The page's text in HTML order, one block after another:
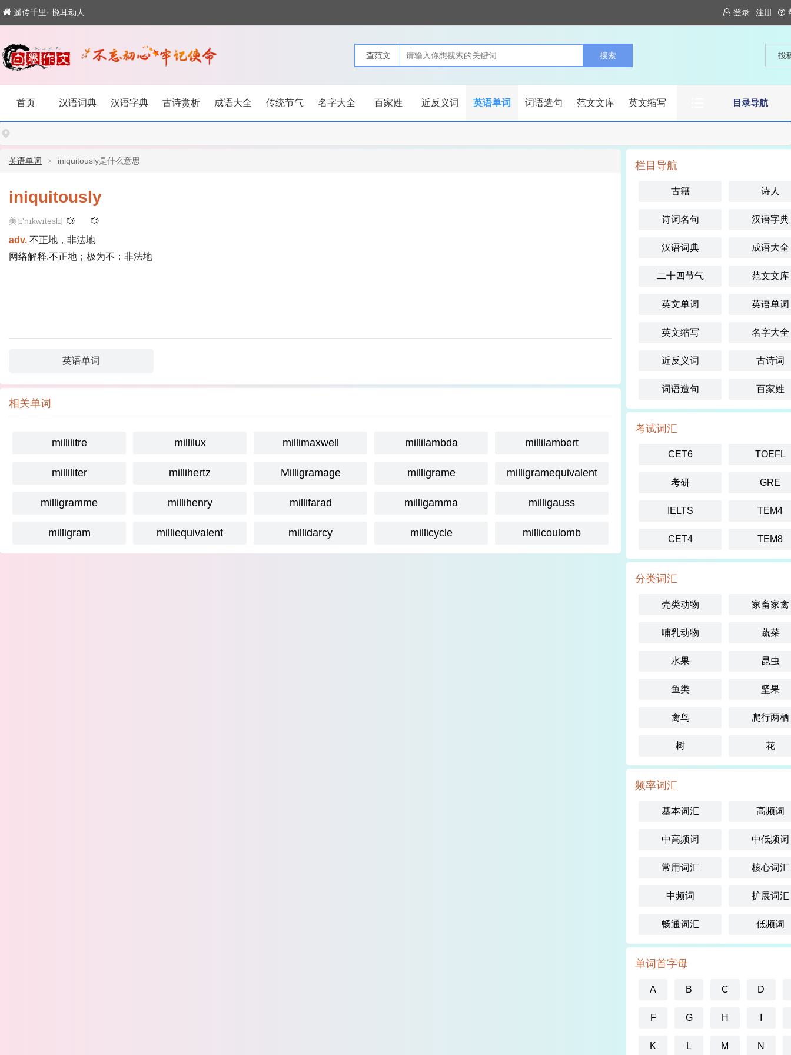
遥传千里· 悦耳动人 登录 注册
投
目录导航
首页 汉语词典 汉语字典 古诗赏析 成语大全 传统节气 名字大全 百家姓 近反义词 英语单词 词语造句 范文文库 英文缩写
英语单词 iniquitously是什么意思
iniquitously
美[ɪ'nɪkwɪtəslɪ]
adv. 不正地，非法地
网络解释.不正地；极为不；非法地
英语单词
相关单词
millilitre millilux millimaxwell millilambda millilambert
milliliter millihertz Milligramage milligrame milligramequivalent
milligramme millihenry millifarad milligamma milligauss
milligram milliequivalent millidarcy millicycle millicoulomb
栏目导航
古籍 诗人
诗词名句 汉语字典
汉语词典 成语大全
二十四节气 范文文库
英文单词 英语单词
英文缩写 名字大全
近反义词 古诗词
词语造句 百家姓
考试词汇
CET6 TOEFL
考研 GRE
IELTS TEM4
CET4 TEM8
分类词汇
壳类动物 家畜家禽
哺乳动物 蔬菜
水果 昆虫
鱼类 坚果
禽鸟 爬行两栖
树 花
频率词汇
基本词汇 高频词
中高频词 中低频词
常用词汇 核心词汇
中频词 扩展词汇
畅通词汇 低频词
单词首字母
A B C D
F G H
K L M N